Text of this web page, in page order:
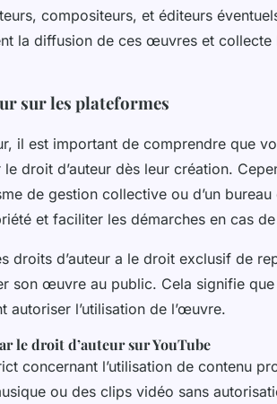
compositeurs, et éditeurs
la diffusion de ces œuvres et collecte
sur les plateformes
il est important de comprendre que
droit d’auteur dès leur création.
de gestion collective ou d’un bureau
et faciliter les démarches en cas
droits d’auteur a le droit exclusif de
son œuvre au public. Cela signifie que
autoriser l’utilisation de l’œuvre.
le droit d’auteur sur YouTube
concernant l’utilisation de contenu
ou des clips vidéo sans